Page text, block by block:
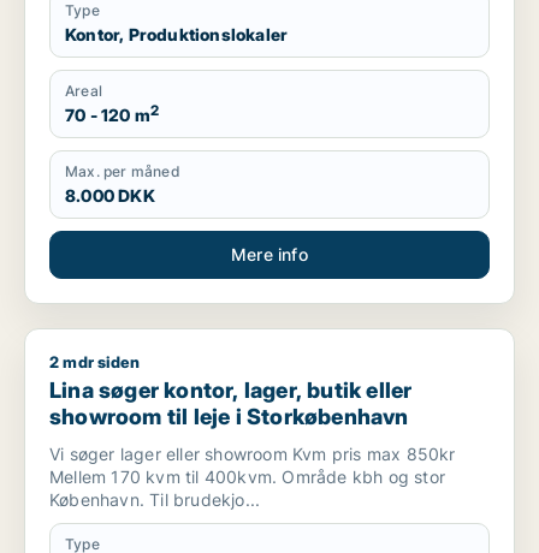
Type
Kontor, Produktionslokaler
Areal
70 - 120 m2
Max. per måned
8.000 DKK
Mere info
Lina søger kontor, lager, butik eller showroom til leje i
2 mdr siden
Lina søger kontor, lager, butik eller
showroom til leje i Storkøbenhavn
Vi søger lager eller showroom Kvm pris max 850kr
Mellem 170 kvm til 400kvm. Område kbh og stor
København. Til brudekjo...
Type